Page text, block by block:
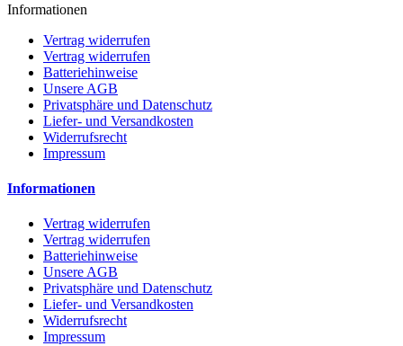
Informationen
Vertrag widerrufen
Vertrag widerrufen
Batteriehinweise
Unsere AGB
Privatsphäre und Datenschutz
Liefer- und Versandkosten
Widerrufsrecht
Impressum
Informationen
Vertrag widerrufen
Vertrag widerrufen
Batteriehinweise
Unsere AGB
Privatsphäre und Datenschutz
Liefer- und Versandkosten
Widerrufsrecht
Impressum